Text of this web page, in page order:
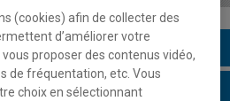
(cookies) afin de collecter des
d’améliorer votre
proposer des contenus vidéo,
de fréquentation, etc. Vous
choix en sélectionnant